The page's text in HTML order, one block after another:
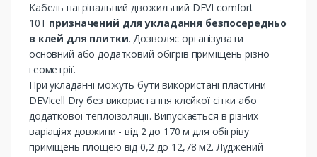
Кабель нагрівальний двожильний DEVI comfort
10T призначений для укладання безпосередньо
в клей для плитки. Дозволяє організувати
основний або додатковий обігрів приміщень різної
геометрії.
При укладанні можуть бути використані пластини
DEVIcell Dry без використання клейкої сітки або
додаткової теплоізоляції. Випускається в різних
варіаціях довжини - від 2 до 170 м для обігріву
приміщень площею від 0,2 до 12,78 м2. Луджений